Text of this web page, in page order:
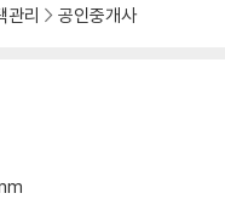
법률 ··· 621
관리 공인중개사